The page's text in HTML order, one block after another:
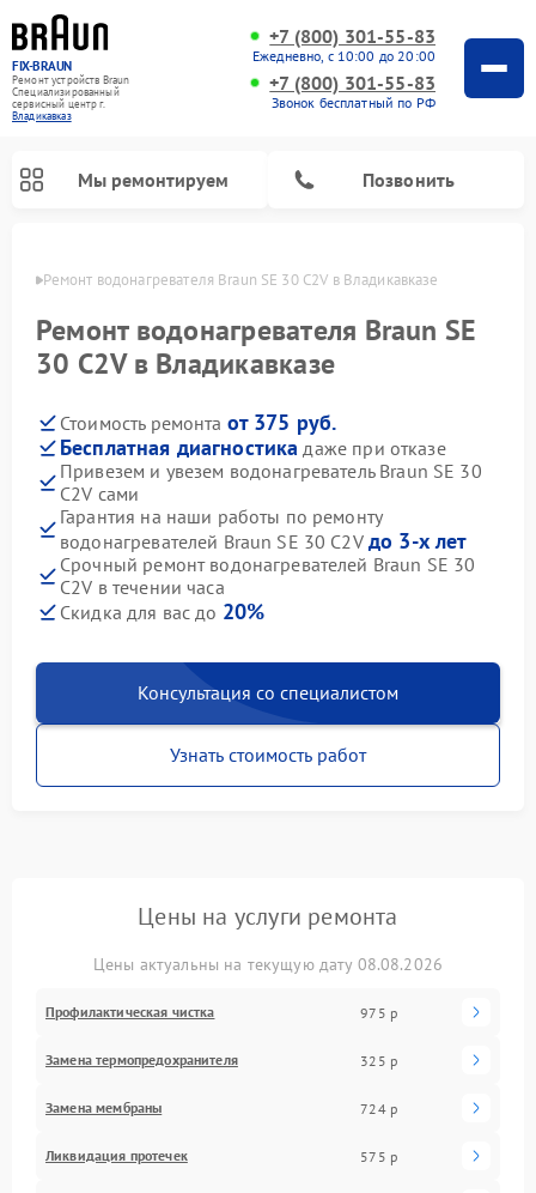
FIX-BRAUN
Ремонт устройств Braun
Специализированный
cервисный центр г.
Владикавказ
+7 (800) 301-55-83
Ежедневно, с 10:00 до 20:00
+7 (800) 301-55-83
Звонок бесплатный по РФ
Мы ремонтируем Позвонить
Ремонт водонагревателя Braun SE 30 C2V в Владикавказе
Ремонт водонагревателя Braun SE
30 C2V в Владикавказе
Стоимость ремонта от 375 руб.
Бесплатная диагностика даже при отказе
Привезем и увезем водонагреватель Braun SE 30
C2V сами
Гарантия на наши работы по ремонту
водонагревателей Braun SE 30 C2V до 3-х лет
Срочный ремонт водонагревателей Braun SE 30
C2V в течении часа
Скидка для вас до 20%
Консультация со специалистом
Узнать стоимость работ
Цены на услуги ремонта
Цены актуальны на текущую дату 08.08.2026
Профилактическая чистка 975 р
Замена термопредохранителя 325 р
Замена мембраны 724 р
Ликвидация протечек 575 р